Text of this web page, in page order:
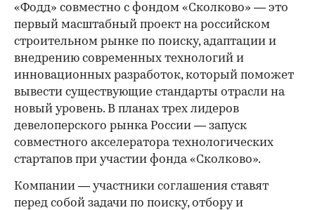
«Фодд» совместно с фондом «Сколково» — это
первый масштабный проект на российском
строительном рынке по поиску, адаптации и
внедрению современных технологий и
инновационных разработок, который поможет
вывести существующие стандарты отрасли на
новый уровень. В планах трех лидеров
девелоперского рынка России — запуск
совместного акселератора технологических
стартапов при участии фонда «Сколково».
Компании — участники соглашения ставят
перед собой задачи по поиску, отбору и